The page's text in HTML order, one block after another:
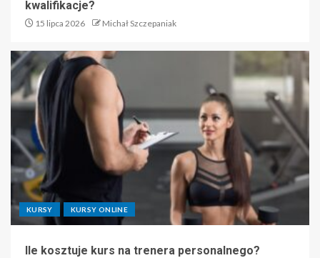
kwalifikacje?
15 lipca 2026 Michał Szczepaniak
KURSY KURSY ONLINE
Ile kosztuje kurs na trenera personalnego?